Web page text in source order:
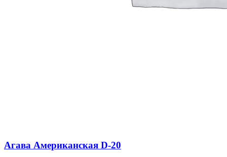
Агава Американская D-20